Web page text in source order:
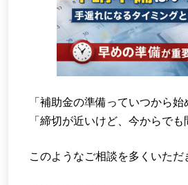
「補助金の準備っていつから始
「締切が近いけど、今からでも
このようなご相談を多くいただ